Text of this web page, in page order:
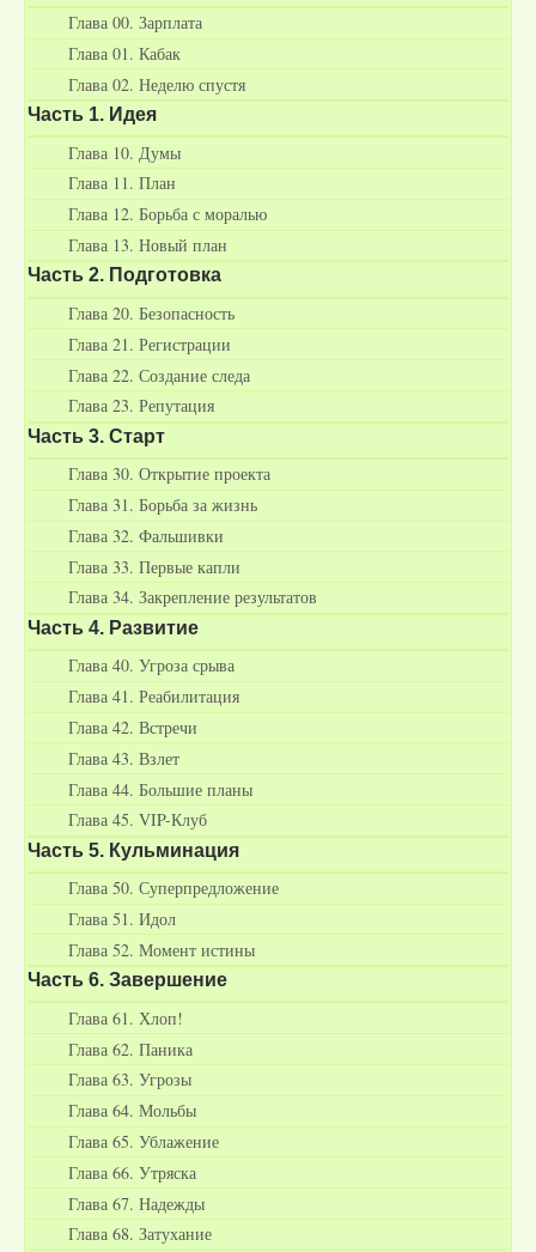
Глава 00. Зарплата
Глава 01. Кабак
Глава 02. Неделю спустя
Часть 1. Идея
Глава 10. Думы
Глава 11. План
Глава 12. Борьба с моралью
Глава 13. Новый план
Часть 2. Подготовка
Глава 20. Безопасность
Глава 21. Регистрации
Глава 22. Создание следа
Глава 23. Репутация
Часть 3. Старт
Глава 30. Открытие проекта
Глава 31. Борьба за жизнь
Глава 32. Фальшивки
Глава 33. Первые капли
Глава 34. Закрепление результатов
Часть 4. Развитие
Глава 40. Угроза срыва
Глава 41. Реабилитация
Глава 42. Встречи
Глава 43. Взлет
Глава 44. Большие планы
Глава 45. VIP-Клуб
Часть 5. Кульминация
Глава 50. Суперпредложение
Глава 51. Идол
Глава 52. Момент истины
Часть 6. Завершение
Глава 61. Хлоп!
Глава 62. Паника
Глава 63. Угрозы
Глава 64. Мольбы
Глава 65. Ублажение
Глава 66. Утряска
Глава 67. Надежды
Глава 68. Затухание